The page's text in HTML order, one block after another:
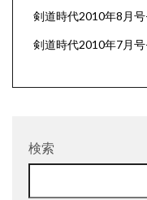
剣道時代2010年8月
剣道時代2010年7月
検索